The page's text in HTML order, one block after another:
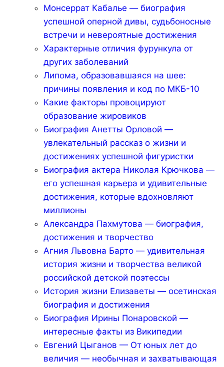
Монсеррат Кабалье — биография
успешной оперной дивы, судьбоносные
встречи и невероятные достижения
Характерные отличия фурункула от
других заболеваний
Липома, образовавшаяся на шее:
причины появления и код по МКБ-10
Какие факторы провоцируют
образование жировиков
Биография Анетты Орловой —
увлекательный рассказ о жизни и
достижениях успешной фигуристки
Биография актера Николая Крючкова —
его успешная карьера и удивительные
достижения, которые вдохновляют
миллионы
Александра Пахмутова — биография,
достижения и творчество
Агния Львовна Барто — удивительная
история жизни и творчества великой
российской детской поэтессы
История жизни Елизаветы — осетинская
биография и достижения
Биография Ирины Понаровской —
интересные факты из Википедии
Евгений Цыганов — От юных лет до
величия — необычная и захватывающая